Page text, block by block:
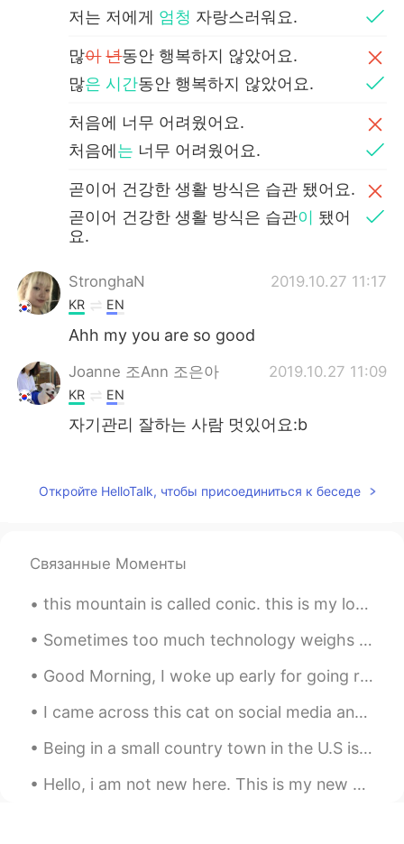
저는 저에게 엄청 자랑스러워요.
많이 년동안 행복하지 않았어요.
많은 시간동안 행복하지 않았어요.
처음에 너무 어려웠어요.
처음에는 너무 어려웠어요.
곧이어 건강한 생활 방식은 습관 됐어요.
곧이어 건강한 생활 방식은 습관이 됐어
요.
StronghaN 2019.10.27 11:17
KR EN
Ahh my you are so good
Joanne 조Ann 조은아 2019.10.27 11:09
KR EN
자기관리 잘하는 사람 멋있어요:b
KR EN
KR ENJP
와 ㅋㅋ대단하시네요 제가 아는 사람 지금
말 열심히 노력하신듯!!! I’m so
KR EN
와 ... 대단하시네요 🙇‍♂️🙇‍♂️
Hye yeon 2019.10.27 10:57
Откройте HelloTalk, чтобы присоединиться к беседе
Связанные Моменты
this mountain is called conic. this is my local mountain and I think it's the most beautiful view...
Sometimes too much technology weighs heavy on my mind and soul. 🍃 Often I need to take a break ...
Good Morning, I woke up early for going running. It's my first time, I think I didn't do too bad ...
I came across this cat on social media and I think he’s so cute! I would love to see a cat like t...
Being in a small country town in the U.S is such a peculiar experience. Everyone knows everyone. ...
Hello, i am not new here. This is my new account. If you were my friend, send me a message or pok...